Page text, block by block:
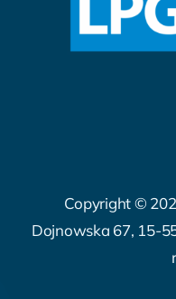
Copyright ©
Dojnowska 67, 15-